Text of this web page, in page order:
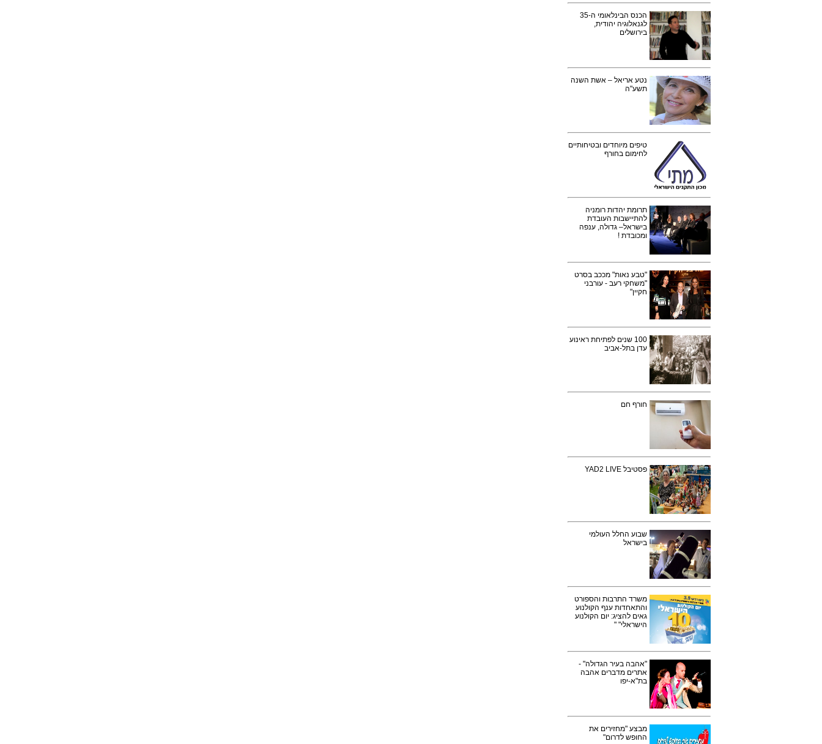
הכנס הבינלאומי ה-35
לגנאלוגיה יהודית,
בירושלים
נטע אריאל – אשת השנה
תשע"ה
טיפים מיוחדים ובטיחותיים
לחימום בחורף
תרומת יהדות רומניה
להתיישבות העובדת
בישראל– גדולה, ענפה
ומכובדת !
"טבע נאות" מככב בסרט
"משחקי רעב - עורבני
חקיין"
100 שנים לפתיחת ראינוע
עדן בתל-אביב
חורף חם
פסטיבל YAD2 LIVE
שבוע החלל העולמי
בישראל
משרד התרבות והספורט
והתאחדות ענף הקולנוע
גאים להציג: יום הקולנוע
הישראלי" "
"אהבה בעיר הגדולה" -
אתרים מדברים אהבה
בת"א-יפו
מבצע "מחזירים את
החופש לדרום"